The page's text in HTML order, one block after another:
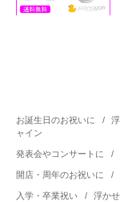
お誕生日のお祝いに /
ャイン
発表会やコンサートに /
開店・周年のお祝いに /
入学・卒業祝い / 浮か